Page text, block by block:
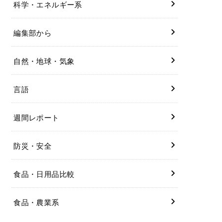
科学・エネルギー系
編集部から
自然・地球・気象
言語
週間レポート
防災・安全
食品・日用品比較
食品・農業系